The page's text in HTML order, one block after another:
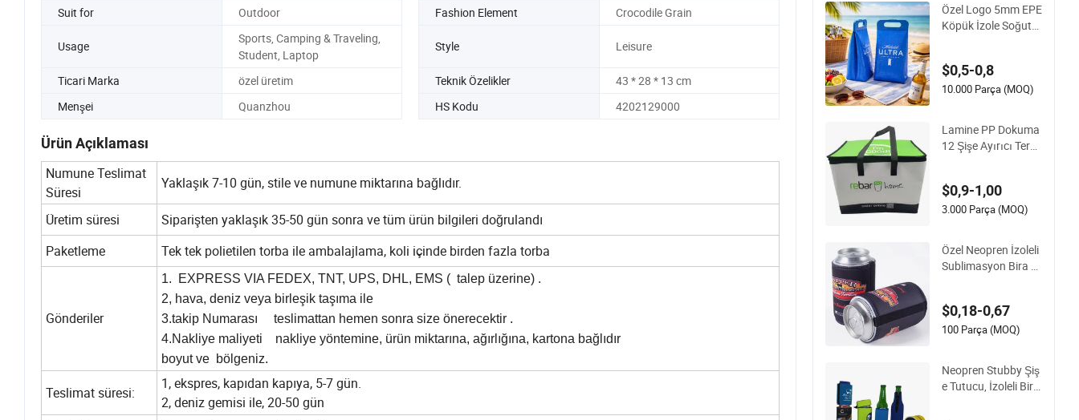
Suit for Outdoor Fashion Element Crocodile Grain
Usage
Sports, Camping & Traveling,
Student, Laptop
Style Leisure
Ticari Marka özel üretim Teknik Özelikler
43 * 28 * 13 cm
Menşei
Quanzhou HS Kodu 4202129000
Ürün Açıklaması
Numune Teslimat
Süresi
Yaklaşık 7-10 gün, stile ve numune miktarına bağlıdır.
Üretim süresi
Siparişten yaklaşık 35-50 gün sonra ve tüm ürün bilgileri doğrulandı
Paketleme
Tek tek polietilen torba ile ambalajlama, koli içinde birden fazla torba
Gönderiler
1. EXPRESS VIA FEDEX, TNT, UPS, DHL, EMS ( talep üzerine) .
2, hava, deniz veya birleşik taşıma ile
3.takip Numarası teslimattan hemen sonra size önerecektir .
4.Nakliye maliyeti nakliye yöntemine, ürün miktarına, ağırlığına, kartona bağlıdır
boyut ve bölgeniz.
Teslimat süresi:
1, ekspres, kapıdan kapıya, 5-7 gün.
2, deniz gemisi ile, 20-50 gün
Özel Logo 5mm EPE
Köpük İzole Soğutu
aları Bira Soda Şara
p Meyve Suyu Şişesi
$0,5-0,8
10.000 Parça (MOQ)
Lamine PP Dokuma
12 Şişe Ayırıcı Term
$0,9-1,00
3.000 Parça (MOQ)
Özel Neopren İzoleli
Sublimasyon Bira T
mla
$0,18-0,67
100 Parça (MOQ)
Neopren Stubby Şiş
e Tutucu, İzoleli Bira